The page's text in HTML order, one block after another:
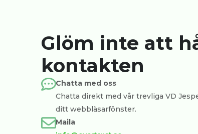
Glöm inte att
kontakten
Chatta med oss
Chatta direkt med vår trevliga VD
ditt webbläsarfönster.
Maila